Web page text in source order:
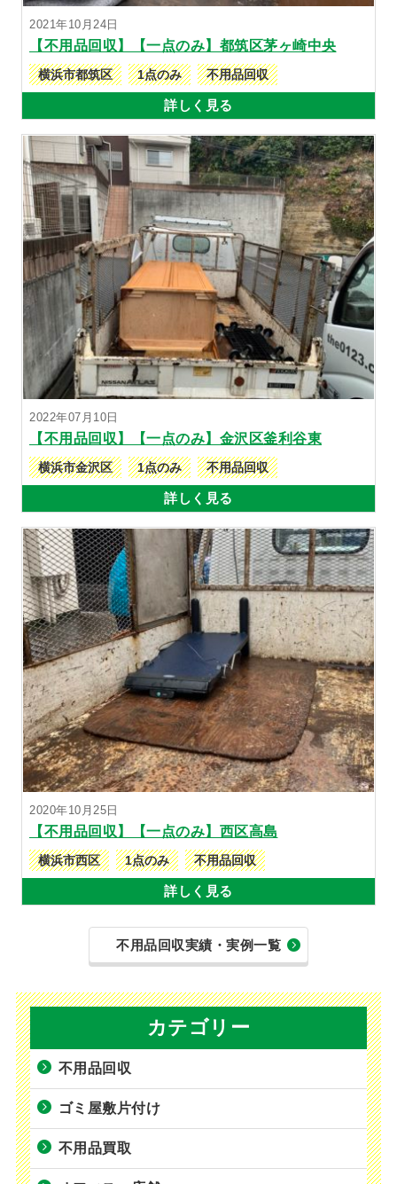
2021年10月24日
【不用品回収】【一点のみ】都筑区茅ヶ崎中央
横浜市都筑区 1点のみ 不用品回収
詳しく見る
2022年07月10日
【不用品回収】【一点のみ】金沢区釜利谷東
横浜市金沢区 1点のみ 不用品回収
詳しく見る
2020年10月25日
【不用品回収】【一点のみ】西区高島
横浜市西区 1点のみ 不用品回収
詳しく見る
不用品回収実績・実例一覧
カテゴリー
不用品回収
ゴミ屋敷片付け
不用品買取